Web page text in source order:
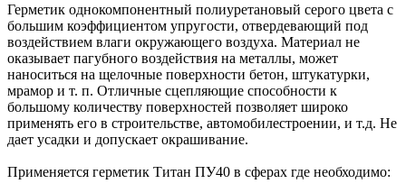
Герметик однокомпонентный полиуретановый серого цвета с
большим коэффициентом упругости, отвердевающий под
воздействием влаги окружающего воздуха. Материал не
оказывает пагубного воздействия на металлы, может
наноситься на щелочные поверхности бетон, штукатурки,
мрамор и т. п. Отличные сцепляющие способности к
большому количеству поверхностей позволяет широко
применять его в строительстве, автомобилестроении, и т.д. Не
дает усадки и допускает окрашивание.
Применяется герметик Титан ПУ40 в сферах где необходимо: